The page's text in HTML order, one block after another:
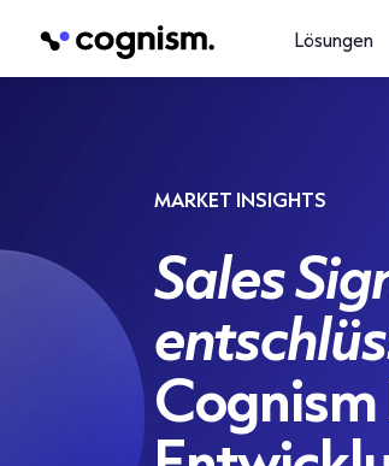
Lösungen
MARKET INSIGHTS
Sales